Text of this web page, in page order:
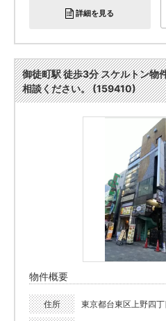
詳細を見る
御徒町駅 徒歩3分 スケルトン物
相談ください。 (159410)
物件概要
住所 東京都台東区上野四